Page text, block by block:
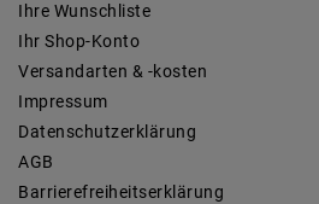
Ihre Wunschliste
Ihr Shop-Konto
Versandarten & -kosten
Impressum
Daten­schutz­erklärung
AGB
Barrierefreiheitserklärung